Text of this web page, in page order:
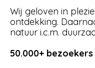
Wij geloven in
ontdekking.
natuur i.c.m.
50.000+